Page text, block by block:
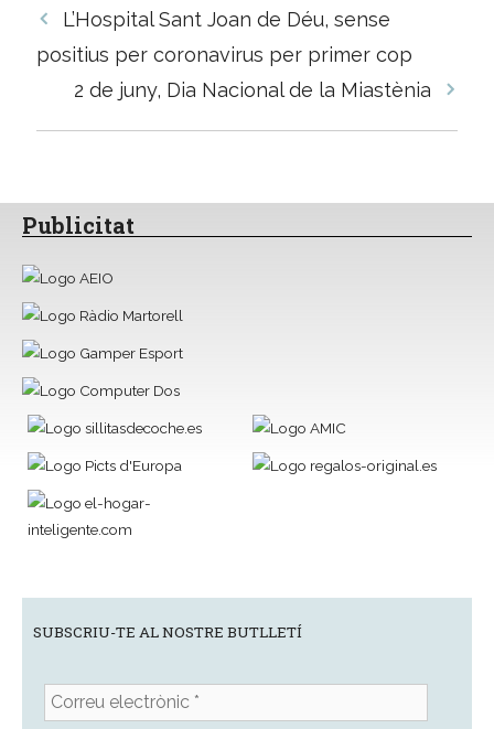
Navegació
per
entrades
L’Hospital Sant Joan de Déu, sense
positius per coronavirus per primer cop
2 de juny, Dia Nacional de la Miastènia
Publicitat
SUBSCRIU-TE AL NOSTRE BUTLLETÍ
Correu
electrònic